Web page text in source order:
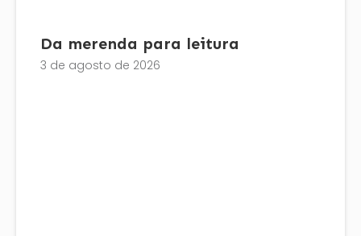
Da merenda para leitura
3 de agosto de 2026